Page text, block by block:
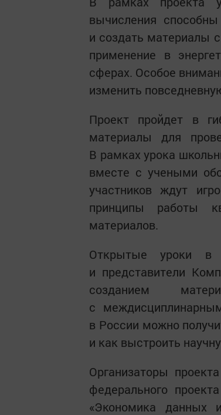
вычисления
и создать материалы
применение в
сферах. Особое
изменить
Проект пройдет в
материалы для
В рамках урока
вместе с учеными
участников ждут
принципы работы
материалов.
Открытые уроки в
и представители
созданием
с
в России можно
и как выстроить
Организаторы
федерального
«Экономика данных